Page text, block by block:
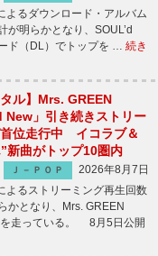
るダウンロード・アルバム
明らかとなり、SOUL’d
ド（DL）でトップを … 続き
タル】Mrs. GREEN
」引き続きストリー
首位走行中 イコラブ＆
新曲がトップ10圏内
Ｊ－ＰＯＰ
2026年8月7日
るストリーミング再生回数
かとなり、Mrs. GREEN
走っている。 8月5日公開